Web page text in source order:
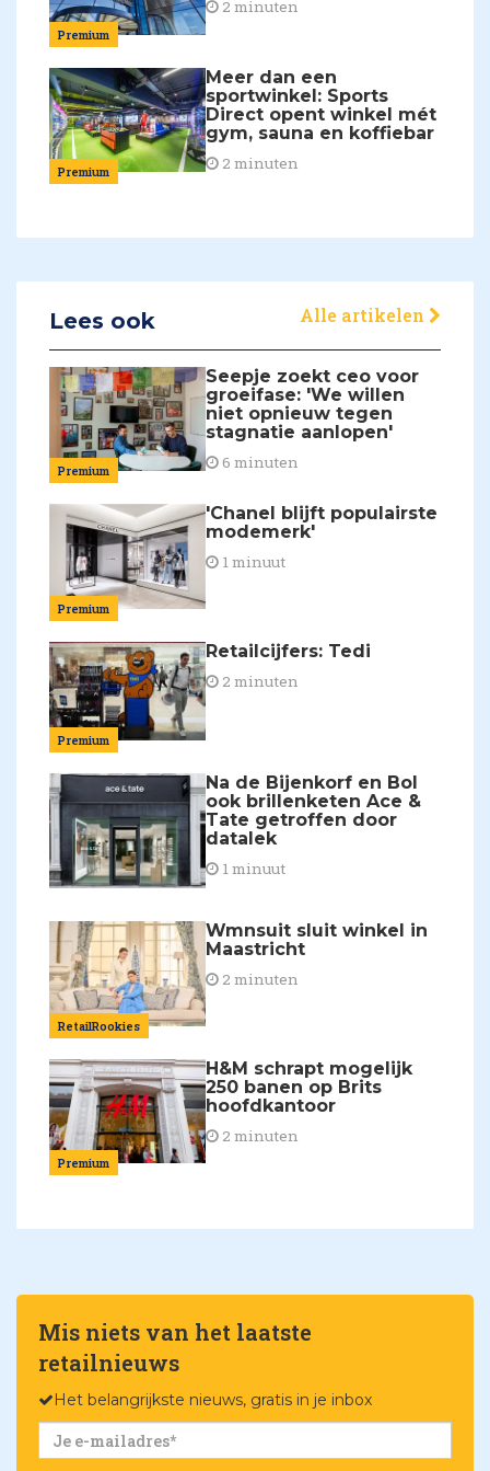
Premium
2 minuten
Premium
Meer dan een
sportwinkel: Sports
Direct opent winkel mét
gym, sauna en koffiebar
2 minuten
Lees ook Alle artikelen
Premium
Seepje zoekt ceo voor
groeifase: 'We willen
niet opnieuw tegen
stagnatie aanlopen'
6 minuten
Premium
'Chanel blijft populairste
modemerk'
1 minuut
Premium
Retailcijfers: Tedi
2 minuten
Na de Bijenkorf en Bol
ook brillenketen Ace &
Tate getroffen door
datalek
1 minuut
RetailRookies
Wmnsuit sluit winkel in
Maastricht
2 minuten
Premium
H&M schrapt mogelijk
250 banen op Brits
hoofdkantoor
2 minuten
Mis niets van het laatste
retailnieuws
Het belangrijkste nieuws, gratis in je inbox